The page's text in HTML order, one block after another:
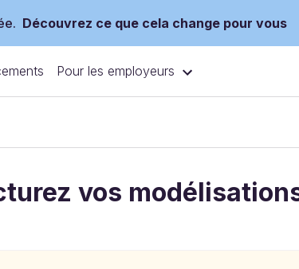
Découvrez ce que cela change pour vous
Pour les employeurs
vos